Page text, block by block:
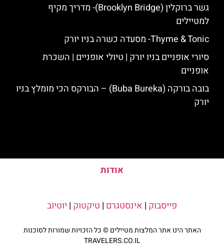
גשר ברוקלין (Brooklyn Bridge)- מדריך מקיף
למטיילים
Thyme & Tonic- מסעדה כשרה בניו יורק
סיורי אופניים בניו יורק | טיולי אופניים | השכרת
אופניים
בובה בורקה (Buba Bureka) – הבורקס הכי מומלץ בניו
יורק
אודות
פייסבוק | אינסטגרם | טיקטוק | יוטיוב
האתר הינו אתר המלצות מטיילים © כל הזכויות שמורות לסוכנות
TRAVELERS.CO.IL